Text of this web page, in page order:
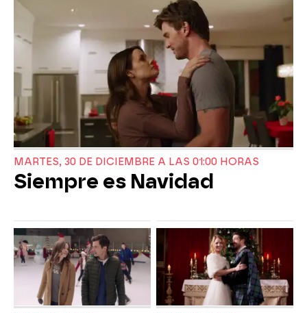
MARTES, 30 DE DICIEMBRE A LAS 01:00 HORAS
Siempre es Navidad